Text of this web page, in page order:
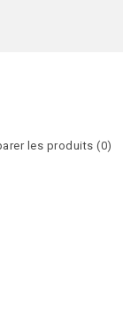
les produits (0)